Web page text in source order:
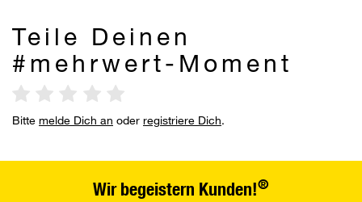
Teile Deinen
#mehrwert-Moment
Bitte melde Dich an oder registriere Dich.
Wir begeistern Kunden!®